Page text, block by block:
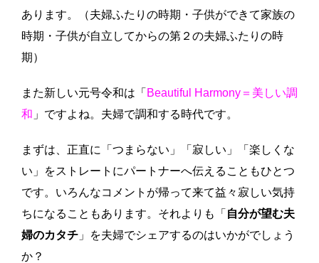
あります。（夫婦ふたりの時期・子供ができて家族の
時期・子供が自立してからの第２の夫婦ふたりの時
期）
また新しい元号令和は「 Beautiful Harmony＝美しい調
和 」ですよね。夫婦で調和する時代です。
まずは、正直に「つまらない」「寂しい」「楽しくな
い」をストレートにパートナーへ伝えることもひとつ
です。いろんなコメントが帰って来て益々寂しい気持
ちになることもあります。それよりも「 自分が望む夫
婦のカタチ 」を夫婦でシェアするのはいかがでしょう
か？